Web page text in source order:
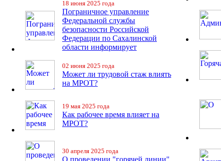
18 июня 2025 года
Пограничное управление
Федеральной службы
безопасности Российской
Федерации по Сахалинской
области информирует
02 июня 2025 года
Может ли трудовой стаж влиять
на МРОТ?
19 мая 2025 года
Как рабочее время влияет на
МРОТ?
30 апреля 2025 года
О проведении "горячей линии"